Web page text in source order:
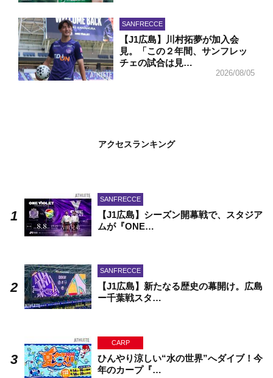
SANFRECCE
【J1広島】川村拓夢が加入会
見。「この２年間、サンフレッ
チェの試合は見…
2026/08/05
アクセスランキング
SANFRECCE
【J1広島】シーズン開幕戦で、スタジア
ムが『ONE…
SANFRECCE
【J1広島】新たなる歴史の幕開け。広島
ー千葉戦スタ…
CARP
ひんやり涼しい“水の世界”へダイブ！今
年のカープ『…